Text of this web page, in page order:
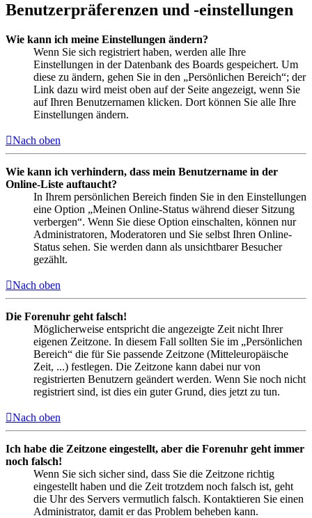
Benutzerpräferenzen und -einstellungen
Wie kann ich meine Einstellungen ändern?
Wenn Sie sich registriert haben, werden alle Ihre
Einstellungen in der Datenbank des Boards gespeichert. Um
diese zu ändern, gehen Sie in den „Persönlichen Bereich“; der
Link dazu wird meist oben auf der Seite angezeigt, wenn Sie
auf Ihren Benutzernamen klicken. Dort können Sie alle Ihre
Einstellungen ändern.
Nach oben
Wie kann ich verhindern, dass mein Benutzername in der
Online-Liste auftaucht?
In Ihrem persönlichen Bereich finden Sie in den Einstellungen
eine Option „Meinen Online-Status während dieser Sitzung
verbergen“. Wenn Sie diese Option einschalten, können nur
Administratoren, Moderatoren und Sie selbst Ihren Online-
Status sehen. Sie werden dann als unsichtbarer Besucher
gezählt.
Nach oben
Die Forenuhr geht falsch!
Möglicherweise entspricht die angezeigte Zeit nicht Ihrer
eigenen Zeitzone. In diesem Fall sollten Sie im „Persönlichen
Bereich“ die für Sie passende Zeitzone (Mitteleuropäische
Zeit, ...) festlegen. Die Zeitzone kann dabei nur von
registrierten Benutzern geändert werden. Wenn Sie noch nicht
registriert sind, ist dies ein guter Grund, dies jetzt zu tun.
Nach oben
Ich habe die Zeitzone eingestellt, aber die Forenuhr geht immer
noch falsch!
Wenn Sie sich sicher sind, dass Sie die Zeitzone richtig
eingestellt haben und die Zeit trotzdem noch falsch ist, geht
die Uhr des Servers vermutlich falsch. Kontaktieren Sie einen
Administrator, damit er das Problem beheben kann.